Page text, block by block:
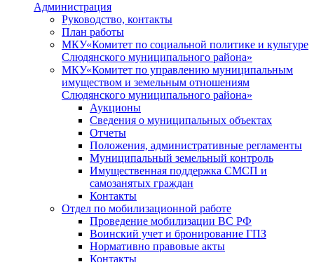
Администрация
Руководство, контакты
План работы
МКУ«Комитет по социальной политике и культуре
Слюдянского муниципального района»
МКУ«Комитет по управлению муниципальным
имуществом и земельным отношениям
Слюдянского муниципального района»
Аукционы
Сведения о муниципальных объектах
Отчеты
Положения, административные регламенты
Муниципальный земельный контроль
Имущественная поддержка СМСП и
самозанятых граждан
Контакты
Отдел по мобилизационной работе
Проведение мобилизации ВС РФ
Воинский учет и бронирование ГПЗ
Нормативно правовые акты
Контакты